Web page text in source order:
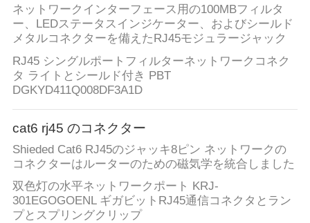
私
達
に
連
絡
し
な
さ
ネットワークインターフェース用の100MBフィルタ
ー、LEDステータスインジケーター、およびシールド
メタルコネクターを備えたRJ45モジュラージャック
RJ45 シングルポートフィルターネットワークコネク
タ ライトとシールド付き PBT
DGKYD411Q008DF3A1D
cat6 rj45 のコネクター
Shieded Cat6 RJ45のジャッキ8ピン ネットワークの
コネクターはルーターのための磁気学を統合しました
双色灯の水平ネットワークポート KRJ-
301EGOGOENL ギガビットRJ45通信コネクタとラン
プとスプリングクリップ